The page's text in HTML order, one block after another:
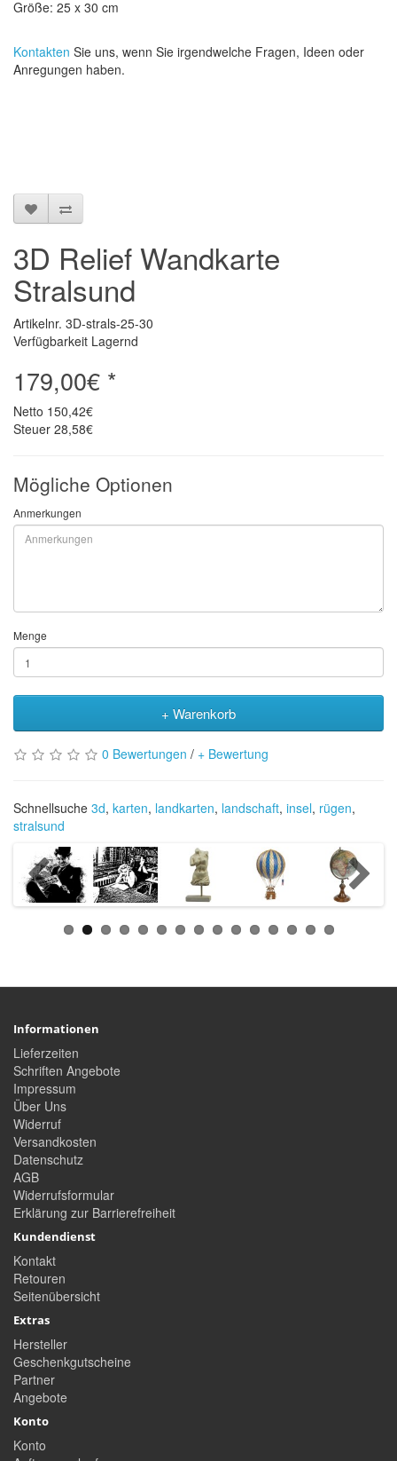
Größe: 25 x 30 cm
Kontakten Sie uns, wenn Sie irgendwelche Fragen, Ideen oder
Anregungen haben.
3D Relief Wandkarte
Stralsund
Artikelnr. 3D-strals-25-30
Verfügbarkeit Lagernd
179,00€ *
Netto 150,42€
Steuer 28,58€
Mögliche Optionen
Anmerkungen
Menge
+ Warenkorb
0 Bewertungen / + Bewertung
Schnellsuche 3d, karten, landkarten, landschaft, insel, rügen,
stralsund
Informationen
Lieferzeiten
Schriften Angebote
Impressum
Über Uns
Widerruf
Versandkosten
Datenschutz
AGB
Widerrufsformular
Erklärung zur Barrierefreiheit
Kundendienst
Kontakt
Retouren
Seitenübersicht
Extras
Hersteller
Geschenkgutscheine
Partner
Angebote
Konto
Konto